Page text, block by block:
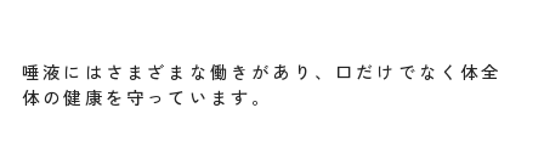
唾液にはさまざまな働きがあり、口だけでなく体全
体の健康を守っています。